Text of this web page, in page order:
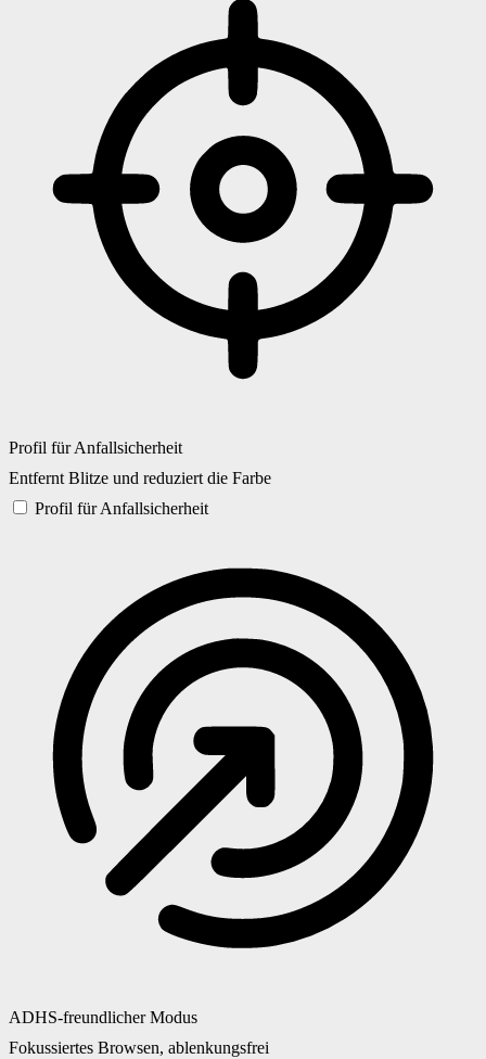
Profil für Anfallsicherheit
Entfernt Blitze und reduziert die Farbe
Profil für Anfallsicherheit
ADHS-freundlicher Modus
Fokussiertes Browsen, ablenkungsfrei